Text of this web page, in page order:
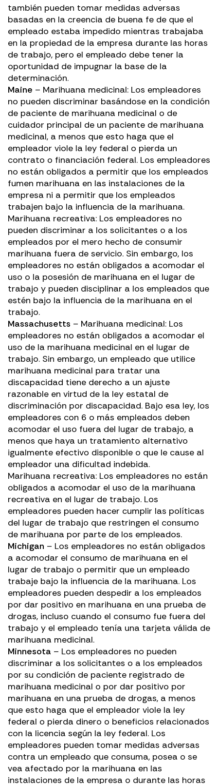
también pueden tomar medidas adversas
basadas en la creencia de buena fe de que el
empleado estaba impedido mientras trabajaba
en la propiedad de la empresa durante las horas
de trabajo, pero el empleado debe tener la
oportunidad de impugnar la base de la
determinación.
Maine – Marihuana medicinal: Los empleadores
no pueden discriminar basándose en la condición
de paciente de marihuana medicinal o de
cuidador principal de un paciente de marihuana
medicinal, a menos que esto haga que el
empleador viole la ley federal o pierda un
contrato o financiación federal. Los empleadores
no están obligados a permitir que los empleados
fumen marihuana en las instalaciones de la
empresa ni a permitir que los empleados
trabajen bajo la influencia de la marihuana.
Marihuana recreativa: Los empleadores no
pueden discriminar a los solicitantes o a los
empleados por el mero hecho de consumir
marihuana fuera de servicio. Sin embargo, los
empleadores no están obligados a acomodar el
uso o la posesión de marihuana en el lugar de
trabajo y pueden disciplinar a los empleados que
estén bajo la influencia de la marihuana en el
trabajo.
Massachusetts – Marihuana medicinal: Los
empleadores no están obligados a acomodar el
uso de la marihuana medicinal en el lugar de
trabajo. Sin embargo, un empleado que utilice
marihuana medicinal para tratar una
discapacidad tiene derecho a un ajuste
razonable en virtud de la ley estatal de
discriminación por discapacidad. Bajo esa ley, los
empleadores con 6 o más empleados deben
acomodar el uso fuera del lugar de trabajo, a
menos que haya un tratamiento alternativo
igualmente efectivo disponible o que le cause al
empleador una dificultad indebida.
Marihuana recreativa: Los empleadores no están
obligados a acomodar el uso de la marihuana
recreativa en el lugar de trabajo. Los
empleadores pueden hacer cumplir las políticas
del lugar de trabajo que restringen el consumo
de marihuana por parte de los empleados.
Michigan – Los empleadores no están obligados
a acomodar el consumo de marihuana en el
lugar de trabajo o permitir que un empleado
trabaje bajo la influencia de la marihuana. Los
empleadores pueden despedir a los empleados
por dar positivo en marihuana en una prueba de
drogas, incluso cuando el consumo fue fuera del
trabajo y el empleado tenía una tarjeta válida de
marihuana medicinal.
Minnesota – Los empleadores no pueden
discriminar a los solicitantes o a los empleados
por su condición de paciente registrado de
marihuana medicinal o por dar positivo por
marihuana en una prueba de drogas, a menos
que esto haga que el empleador viole la ley
federal o pierda dinero o beneficios relacionados
con la licencia según la ley federal. Los
empleadores pueden tomar medidas adversas
contra un empleado que consuma, posea o se
vea afectado por la marihuana en las
instalaciones de la empresa o durante las horas